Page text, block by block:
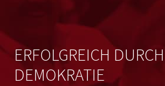
ERFOLGREICH DURCH
DEMOKRATIE